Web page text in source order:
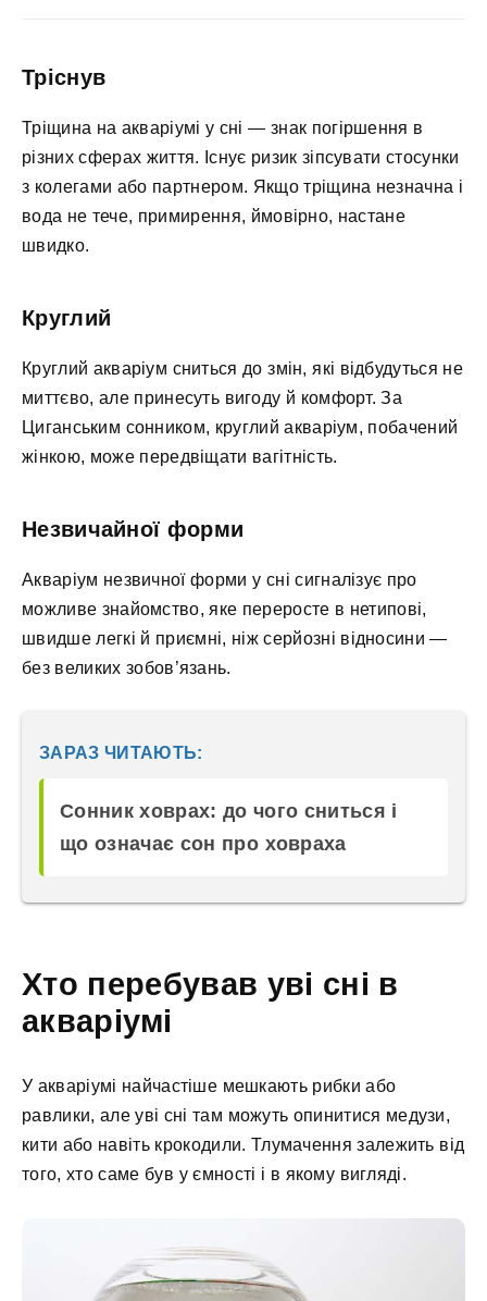
Тріснув
Тріщина на акваріумі у сні — знак погіршення в
різних сферах життя. Існує ризик зіпсувати стосунки
з колегами або партнером. Якщо тріщина незначна і
вода не тече, примирення, ймовірно, настане
швидко.
Круглий
Круглий акваріум сниться до змін, які відбудуться не
миттєво, але принесуть вигоду й комфорт. За
Циганським сонником, круглий акваріум, побачений
жінкою, може передвіщати вагітність.
Незвичайної форми
Акваріум незвичної форми у сні сигналізує про
можливе знайомство, яке переросте в нетипові,
швидше легкі й приємні, ніж серйозні відносини —
без великих зобов’язань.
ЗАРАЗ ЧИТАЮТЬ:
Сонник ховрах: до чого сниться і
що означає сон про ховраха
Хто перебував уві сні в
акваріумі
У акваріумі найчастіше мешкають рибки або
равлики, але уві сні там можуть опинитися медузи,
кити або навіть крокодили. Тлумачення залежить від
того, хто саме був у ємності і в якому вигляді.